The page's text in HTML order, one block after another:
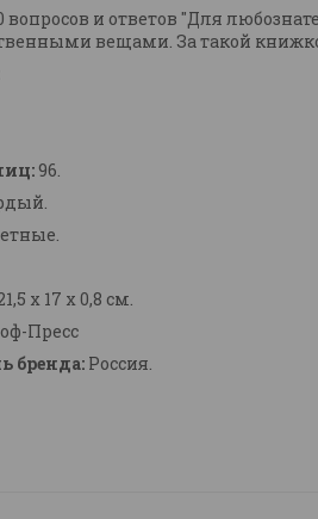
вопросов и ответов "Для
вещами. За такой
96.
х 17 х 0,8 см.
Пресс
бренда: Россия.